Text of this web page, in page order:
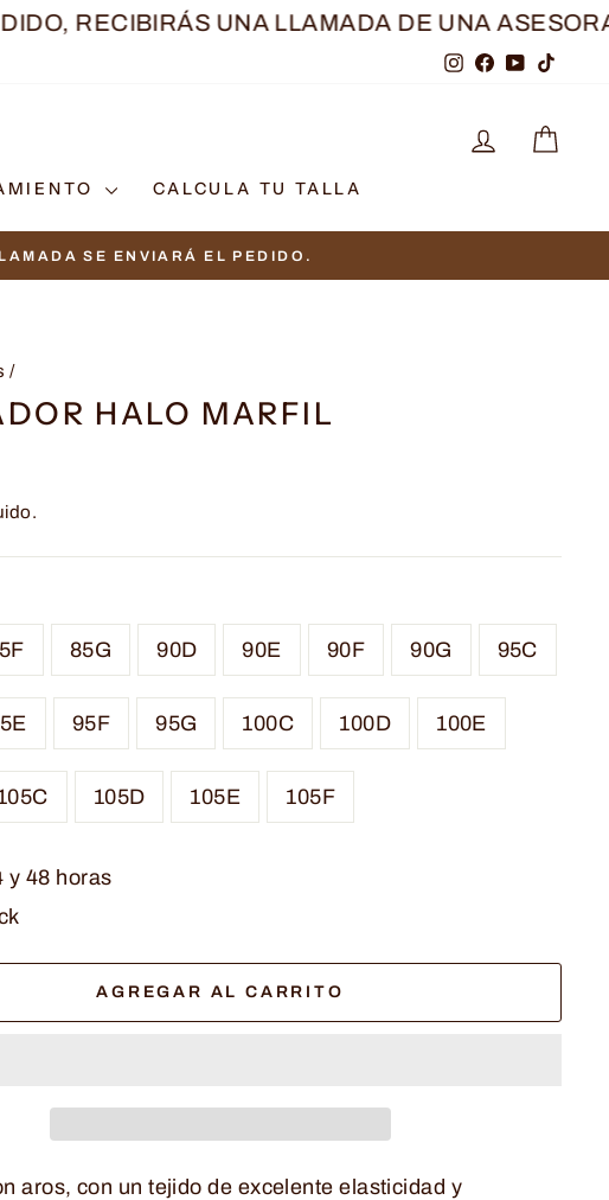
UNA LLAMADA DE UNA ASESORA
Instagram
Facebook
YouTube
INGRESAR
CALCULA TU TALLA
SE ENVIARÁ EL PEDIDO.
/
HALO MARFIL
85G 90D 90E 90F 90G 95C
95F 95G 100C 100D 100E
105D 105E 105F
y 48 horas
AGREGAR AL CARRITO
aros, con un tejido de excelente elasticidad y